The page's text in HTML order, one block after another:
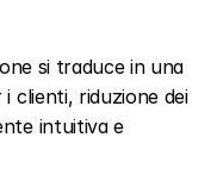
si traduce in una
clienti, riduzione dei
intuitiva e